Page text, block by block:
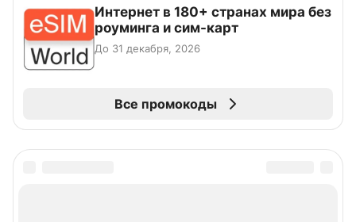
Интернет в 180+ странах мира без
роуминга и сим-карт
До 31 декабря, 2026
Все промокоды